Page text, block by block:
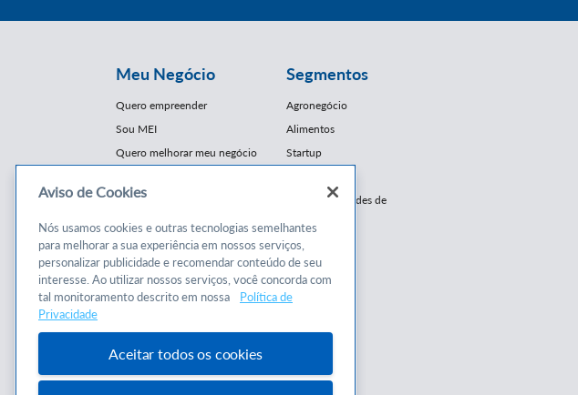
Meu Negócio
Quero empreender
Sou MEI
Quero melhorar meu negócio
Cursos e
Conteúdos
Cursos
Consultorias
Programas
Segmentos
Agronegócio
Alimentos
Startup
Franquias / Redes de
Moda
Moveleiro
Saúde
Turismo
Mercopar
Aviso de Cookies
Nós usamos cookies e outras tecnologias semelhantes
para melhorar a sua experiência em nossos serviços,
personalizar publicidade e recomendar conteúdo de seu
interesse. Ao utilizar nossos serviços, você concorda com
tal monitoramento descrito em nossa
Política de
Privacidade
Aceitar todos os cookies